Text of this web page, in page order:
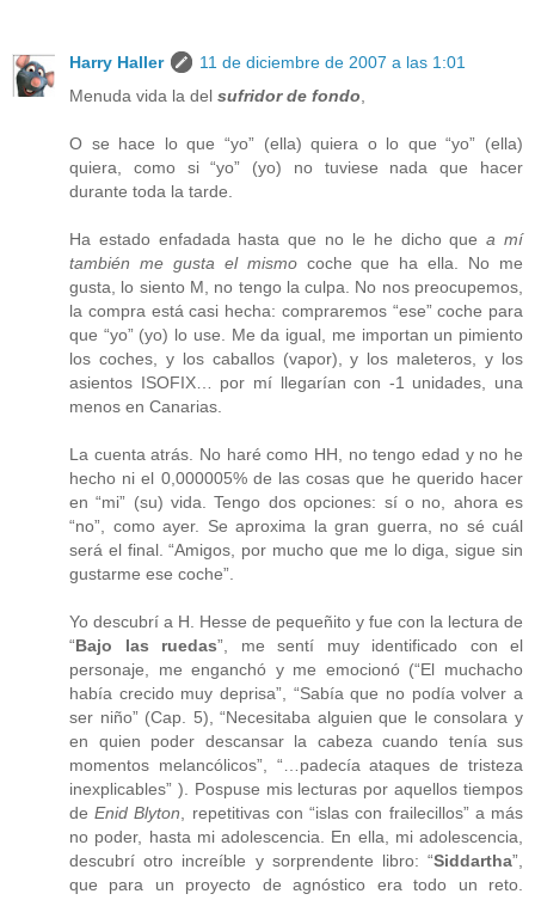
Harry Haller
11 de diciembre de 2007 a las 1:01
Menuda vida la del sufridor de fondo,
O se hace lo que “yo” (ella) quiera o lo que “yo” (ella)
quiera, como si “yo” (yo) no tuviese nada que hacer
durante toda la tarde.
Ha estado enfadada hasta que no le he dicho quea mí
también me gusta el mismocoche que ha ella. No me
gusta, lo siento M, no tengo la culpa. No nos preocupemos,
la compra está casi hecha: compraremos “ese” coche para
que “yo” (yo) lo use. Me da igual, me importan un pimiento
los coches, y los caballos (vapor), y los maleteros, y los
asientos ISOFIX… por mí llegarían con -1 unidades, una
menos en Canarias.
La cuenta atrás. No haré como HH, no tengo edad y no he
hecho ni el 0,000005% de las cosas que he querido hacer
en “mi” (su) vida. Tengo dos opciones: sí o no, ahora es
“no”, como ayer. Se aproxima la gran guerra, no sé cuál
será el final. “Amigos, por mucho que me lo diga, sigue sin
gustarme ese coche”.
Yo descubrí a H. Hesse de pequeñito y fue con la lectura de
“Bajo las ruedas”, me sentí muy identificado con el
personaje, me enganchó y me emocionó (“El muchacho
había crecido muy deprisa”, “Sabía que no podía volver a
ser niño” (Cap. 5), “Necesitaba alguien que le consolara y
en quien poder descansar la cabeza cuando tenía sus
momentos melancólicos”, “…padecía ataques de tristeza
inexplicables” ). Pospuse mis lecturas por aquellos tiempos
deEnid Blyton, repetitivas con “islas con frailecillos” a más
no poder, hasta mi adolescencia. En ella, mi adolescencia,
descubrí otro increíble y sorprendente libro: “Siddartha”,
que para un proyecto de agnóstico era todo un reto.